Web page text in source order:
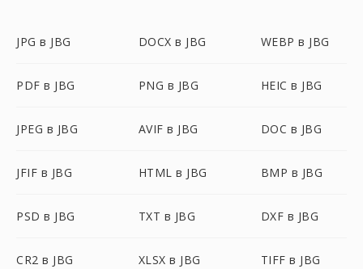
JPG в JBG DOCX в JBG WEBP в JBG
PDF в JBG PNG в JBG HEIC в JBG
JPEG в JBG AVIF в JBG DOC в JBG
JFIF в JBG HTML в JBG BMP в JBG
PSD в JBG TXT в JBG DXF в JBG
CR2 в JBG XLSX в JBG TIFF в JBG